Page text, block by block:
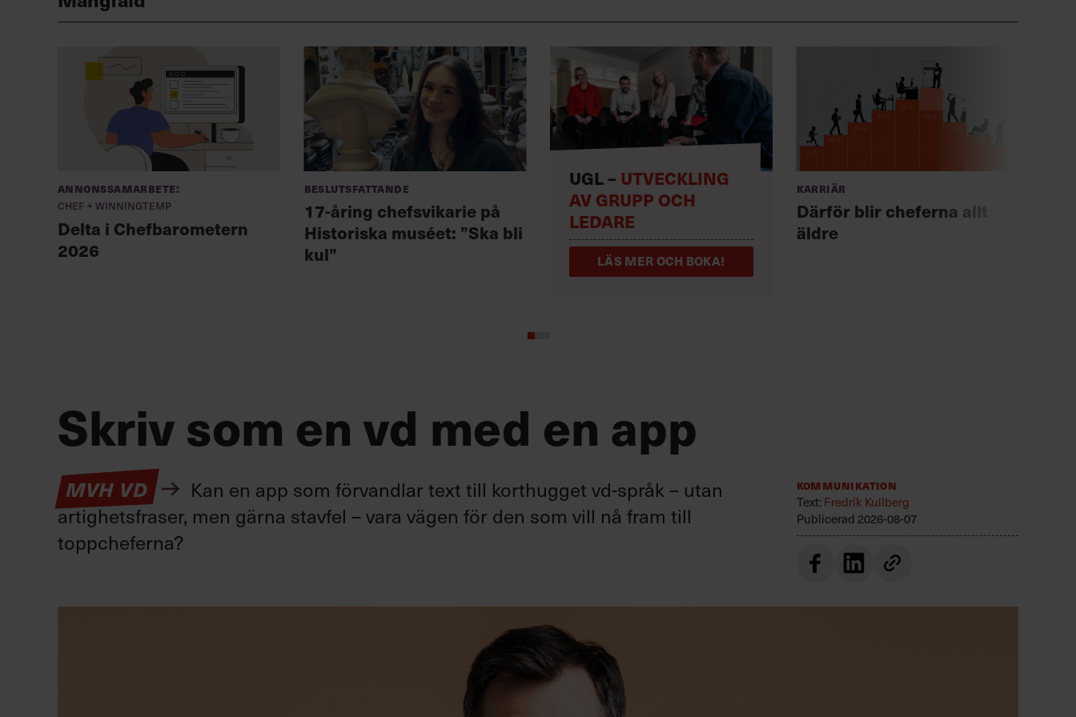
Annonssamarbete:
Chef + Winningtemp
Delta i Chefbarometern
2026
Beslutsfattande
17-åring chefsvikarie på
Historiska muséet: ”Ska bli
kul”
UGL – UTVECKLING
AV GRUPP OCH
LEDARE
LÄS MER OCH BOKA!
Karriär
Därför blir cheferna allt
äldre
Skriv som en vd med en app
MVH VD
Kan en app som förvandlar text till korthugget vd-språk – utan
artighetsfraser, men gärna stavfel – vara vägen för den som vill nå fram till
toppcheferna?
Kommunikation
Text:Fredrik Kullberg
Publicerad 2026-08-07